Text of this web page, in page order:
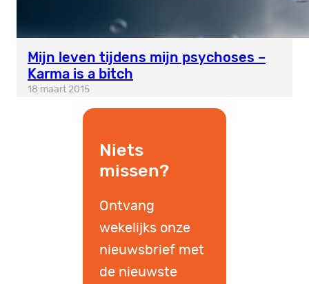
Mijn leven tijdens mijn psychoses –
Karma is a bitch
18 maart 2015
Niets
missen?
Ontvang
wekelijks onze
nieuwsbrief met
de nieuwste